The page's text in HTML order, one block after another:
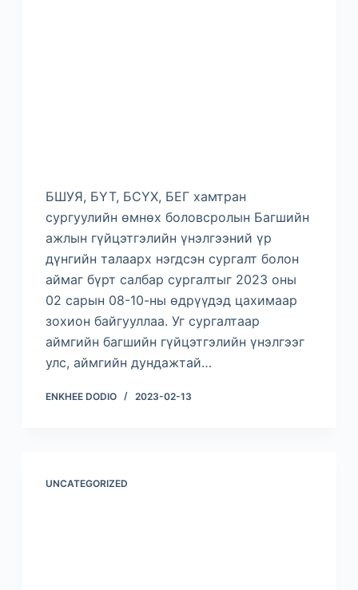
БШУЯ, БҮТ, БСҮХ, БЕГ хамтран
сургуулийн өмнөх боловсролын Багшийн
ажлын гүйцэтгэлийн үнэлгээний үр
дүнгийн талаарх нэгдсэн сургалт болон
аймаг бүрт салбар сургалтыг 2023 оны
02 сарын 08-10-ны өдрүүдэд цахимаар
зохион байгууллаа. Уг сургалтаар
аймгийн багшийн гүйцэтгэлийн үнэлгээг
улс, аймгийн дундажтай…
ENKHEE DODIO 2023-02-13
UNCATEGORIZED